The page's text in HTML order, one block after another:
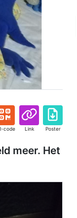
code Link Poster
meer. Het